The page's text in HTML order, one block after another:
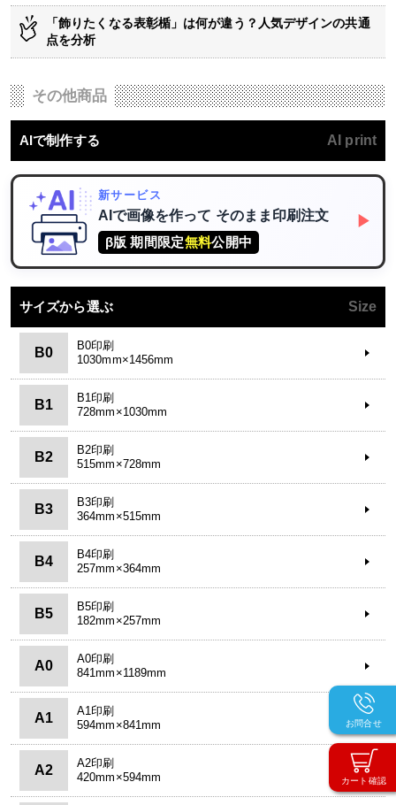
カート確認
お問合せ
「飾りたくなる表彰楯」は何が違う？人気デザインの共通
点を分析
その他商品
AIで制作する AI print
新サービス
AIで画像を作って そのまま印刷注文
β版 期間限定無料公開中
▶
サイズから選ぶ Size
B0
B0印刷
1030mm×1456mm
B1
B1印刷
728mm×1030mm
B2
B2印刷
515mm×728mm
B3
B3印刷
364mm×515mm
B4
B4印刷
257mm×364mm
B5
B5印刷
182mm×257mm
A0
A0印刷
841mm×1189mm
A1
A1印刷
594mm×841mm
A2
A2印刷
420mm×594mm